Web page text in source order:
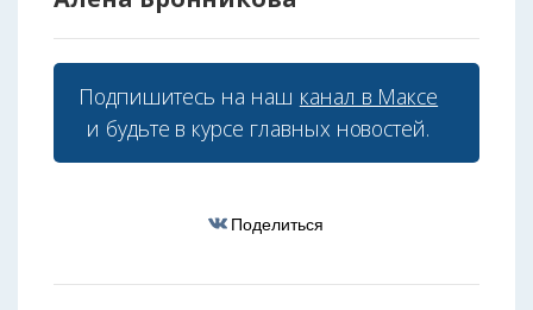
Подпишитесь на наш канал в Максе
и будьте в курсе главных новостей.
Поделиться